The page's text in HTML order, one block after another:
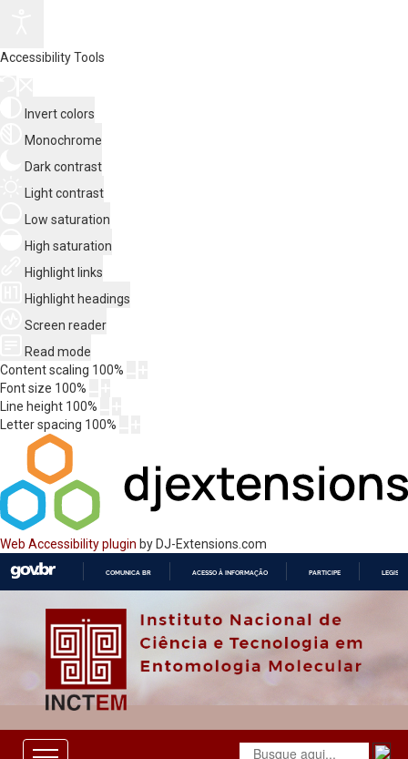
Accessibility Tools
Invert colors
Monochrome
Dark contrast
Light contrast
Low saturation
High saturation
Highlight links
Highlight headings
Screen reader
Read mode
Content scaling 100%
Font size 100%
Line height 100%
Letter spacing 100%
Web Accessibility plugin by DJ-Extensions.com
O
COMUNICA BR ACESSO À INFORMAÇÃO PARTICIPE